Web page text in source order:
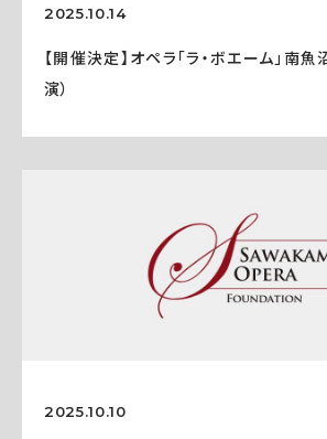
2025.10.14
【開催決定】オペラ「ラ・ボエーム」南
演）
2025.10.10